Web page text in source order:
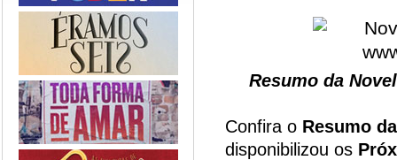
Resumo da
Confira o Resumo
disponibilizou os